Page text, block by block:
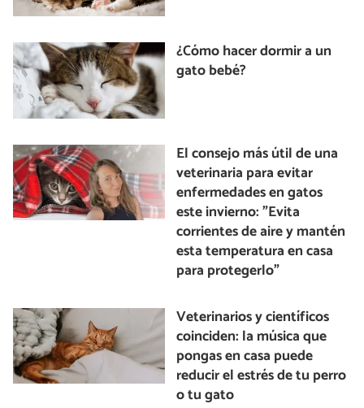
¿Cómo hacer dormir a un
gato bebé?
El consejo más útil de una
veterinaria para evitar
enfermedades en gatos
este invierno: "Evita
corrientes de aire y mantén
esta temperatura en casa
para protegerlo"
Veterinarios y científicos
coinciden: la música que
pongas en casa puede
reducir el estrés de tu perro
o tu gato